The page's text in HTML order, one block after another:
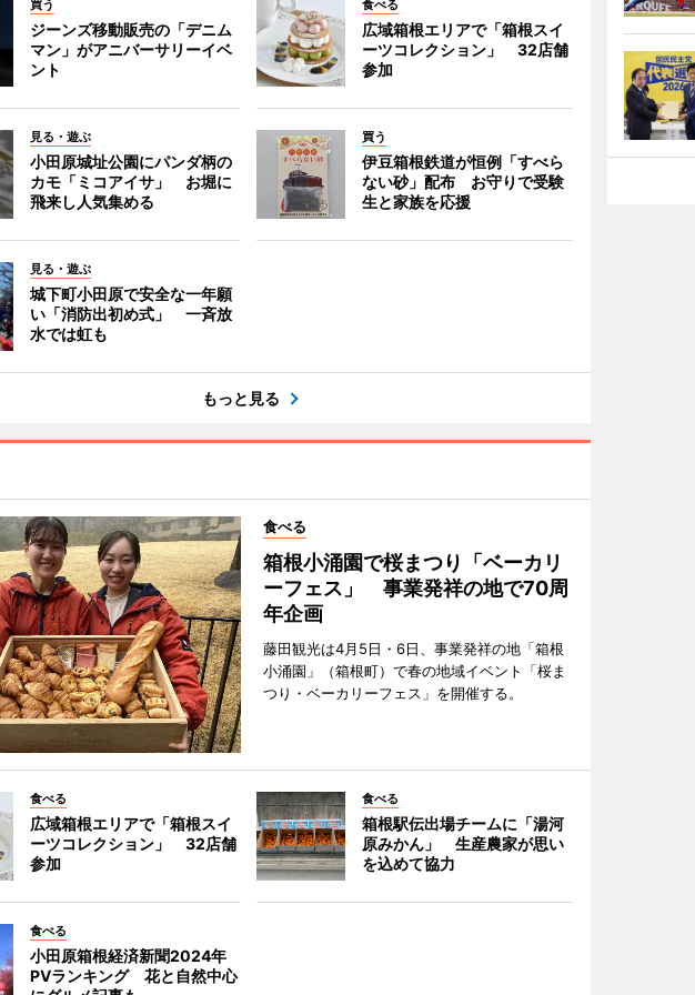
買う
ジーンズ移動販売の「デニム
マン」がアニバーサリーイベ
ント
食べる
広域箱根エリアで「箱根スイ
ーツコレクション」 32店舗
参加
見る・遊ぶ
小田原城址公園にパンダ柄の
カモ「ミコアイサ」 お堀に
飛来し人気集める
買う
伊豆箱根鉄道が恒例「すべら
ない砂」配布 お守りで受験
生と家族を応援
見る・遊ぶ
城下町小田原で安全な一年願
い「消防出初め式」 一斉放
水では虹も
もっと見る
食べる
箱根小涌園で桜まつり「ベーカリ
ーフェス」 事業発祥の地で70周
年企画
藤田観光は4月5日・6日、事業発祥の地「箱根
小涌園」（箱根町）で春の地域イベント「桜ま
つり・ベーカリーフェス」を開催する。
食べる
広域箱根エリアで「箱根スイ
ーツコレクション」 32店舗
参加
食べる
箱根駅伝出場チームに「湯河
原みかん」 生産農家が思い
を込めて協力
食べる
小田原箱根経済新聞2024年
PVランキング 花と自然中心